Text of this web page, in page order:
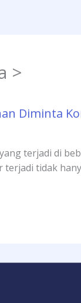
>
Diminta
terjadi di
tidak